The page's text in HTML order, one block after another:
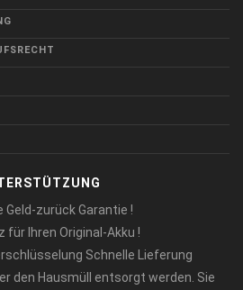
Geld-zurück Garantie !
für Ihren Original-Akku !
Schnelle Lieferung
den Hausmüll entsorgt werden. Sie